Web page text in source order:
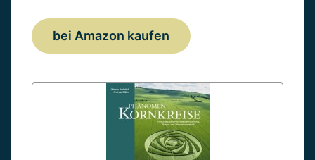
bei Amazon kaufen